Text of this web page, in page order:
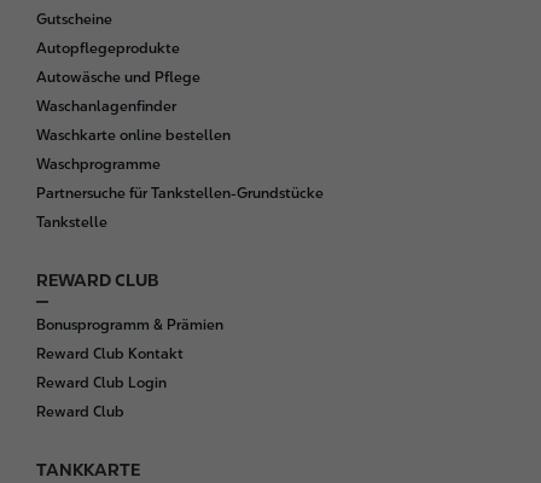
Gutscheine
Autopflegeprodukte
Autowäsche und Pflege
Waschanlagenfinder
Waschkarte online bestellen
Waschprogramme
Partnersuche für Tankstellen-Grundstücke
Tankstelle
REWARD CLUB
Bonusprogramm & Prämien
Reward Club Kontakt
Reward Club Login
Reward Club
TANKKARTE